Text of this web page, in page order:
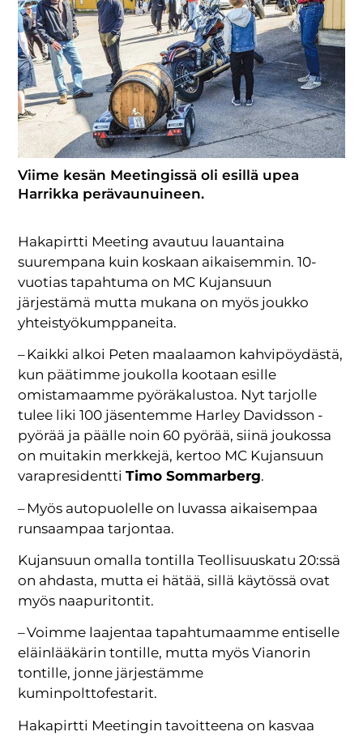
Viime kesän Meetingissä oli esillä upea
Harrikka perävaunuineen.
Hakapirtti Meeting avautuu lauantaina
suurempana kuin koskaan aikaisemmin. 10-
vuotias tapahtuma on MC Kujansuun
järjestämä mutta mukana on myös joukko
yhteistyökumppaneita.
– Kaikki alkoi Peten maalaamon kahvipöydästä,
kun päätimme joukolla kootaan esille
omistamaamme pyöräkalustoa. Nyt tarjolle
tulee liki 100 jäsentemme Harley Davidsson -
pyörää ja päälle noin 60 pyörää, siinä joukossa
on muitakin merkkejä, kertoo MC Kujansuun
varapresidenttiTimo Sommarberg.
– Myös autopuolelle on luvassa aikaisempaa
runsaampaa tarjontaa.
Kujansuun omalla tontilla Teollisuuskatu 20:ssä
on ahdasta, mutta ei hätää, sillä käytössä ovat
myös naapuritontit.
– Voimme laajentaa tapahtumaamme entiselle
eläinlääkärin tontille, mutta myös Vianorin
tontille, jonne järjestämme
kuminpolttofestarit.
Hakapirtti Meetingin tavoitteena on kasvaa